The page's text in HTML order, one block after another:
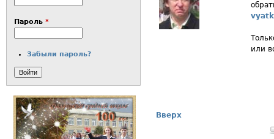
или
Вверх
Пароль *
Забыли пароль?